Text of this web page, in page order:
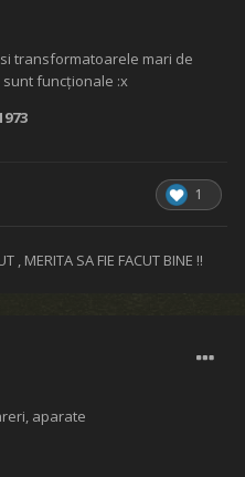
transformatoarele mari de
sunt funcționale :x
1
, MERITA SA FIE FACUT BINE !!
aparate